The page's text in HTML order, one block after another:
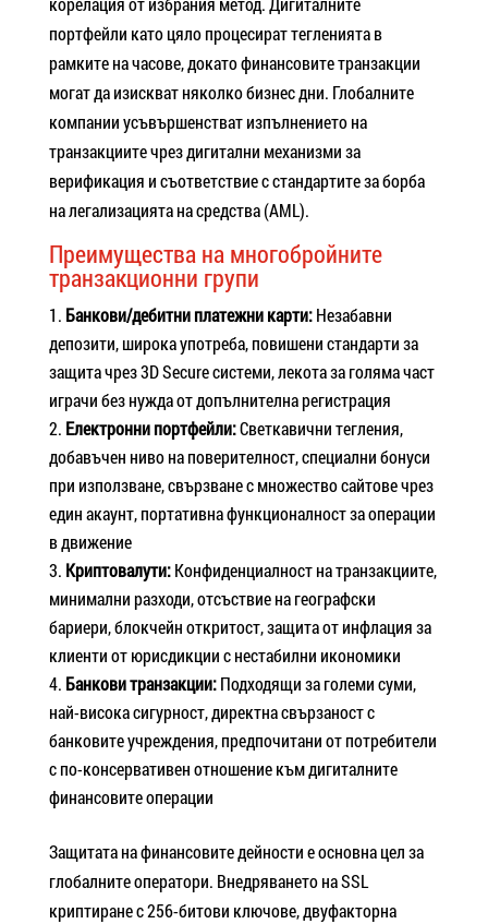
портфейли като цяло процесират тегленията в
рамките на часове, докато финансовите транзакции
могат да изискват няколко бизнес дни. Глобалните
компании усъвършенстват изпълнението на
транзакциите чрез дигитални механизми за
верификация и съответствие с стандартите за борба
на легализацията на средства (AML).
Преимущества на многобройните
транзакционни групи
Банкови/дебитни платежни карти:Незабавни
депозити, широка употреба, повишени стандарти за
защита чрез 3D Secure системи, лекота за голяма част
играчи без нужда от допълнителна регистрация
Електронни портфейли:Светкавични тегления,
добавъчен ниво на поверителност, специални бонуси
при използване, свързване с множество сайтове чрез
един акаунт, портативна функционалност за операции
в движение
Криптовалути:Конфиденциалност на транзакциите,
минимални разходи, отсъствие на географски
бариери, блокчейн откритост, защита от инфлация за
клиенти от юрисдикции с нестабилни икономики
Банкови транзакции:Подходящи за големи суми,
най-висока сигурност, директна свързаност с
банковите учреждения, предпочитани от потребители
с по-консервативен отношение към дигиталните
финансовите операции
Защитата на финансовите дейности е основна цел за
глобалните оператори. Внедряването на SSL
криптиране с 256-битови ключове, двуфакторна